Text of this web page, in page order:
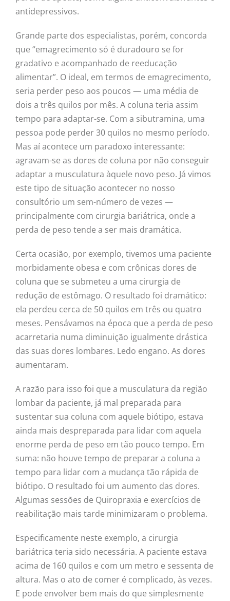
antidepressivos.
Grande parte dos especialistas, porém, concorda
que “emagrecimento só é duradouro se for
gradativo e acompanhado de reeducação
alimentar”. O ideal, em termos de emagrecimento,
seria perder peso aos poucos — uma média de
dois a três quilos por mês. A coluna teria assim
tempo para adaptar-se. Com a sibutramina, uma
pessoa pode perder 30 quilos no mesmo período.
Mas aí acontece um paradoxo interessante:
agravam-se as dores de coluna por não conseguir
adaptar a musculatura àquele novo peso. Já vimos
este tipo de situação acontecer no nosso
consultório um sem-número de vezes —
principalmente com cirurgia bariátrica, onde a
perda de peso tende a ser mais dramática.
Certa ocasião, por exemplo, tivemos uma paciente
morbidamente obesa e com crônicas dores de
coluna que se submeteu a uma cirurgia de
redução de estômago. O resultado foi dramático:
ela perdeu cerca de 50 quilos em três ou quatro
meses. Pensávamos na época que a perda de peso
acarretaria numa diminuição igualmente drástica
das suas dores lombares. Ledo engano. As dores
aumentaram.
A razão para isso foi que a musculatura da região
lombar da paciente, já mal preparada para
sustentar sua coluna com aquele biótipo, estava
ainda mais despreparada para lidar com aquela
enorme perda de peso em tão pouco tempo. Em
suma: não houve tempo de preparar a coluna a
tempo para lidar com a mudança tão rápida de
biótipo. O resultado foi um aumento das dores.
Algumas sessões de Quiropraxia e exercícios de
reabilitação mais tarde minimizaram o problema.
Especificamente neste exemplo, a cirurgia
bariátrica teria sido necessária. A paciente estava
acima de 160 quilos e com um metro e sessenta de
altura. Mas o ato de comer é complicado, às vezes.
E pode envolver bem mais do que simplesmente